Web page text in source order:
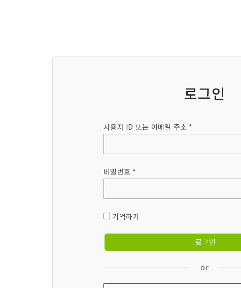
로그인
사용자 ID 또는 이메일 주소 *
비밀번호 *
기억하기
or